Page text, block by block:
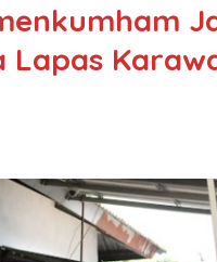
Lapas